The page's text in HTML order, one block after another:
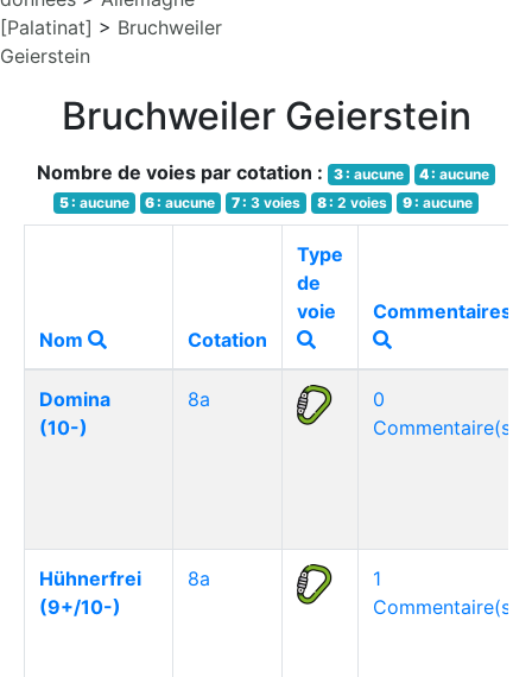
[Palatinat] > Bruchweiler
Geierstein
Bruchweiler Geierstein
Nombre de voies par cotation : 3 : aucune 4 : aucune
5 : aucune 6 : aucune 7 : 3 voies 8 : 2 voies 9 : aucune
Nom Cotation
Type
de
voie
Commentaires
Domina
(10-)
8a
0
Commentaire(s)
Hühnerfrei
(9+/10-)
8a
1
Commentaire(s)